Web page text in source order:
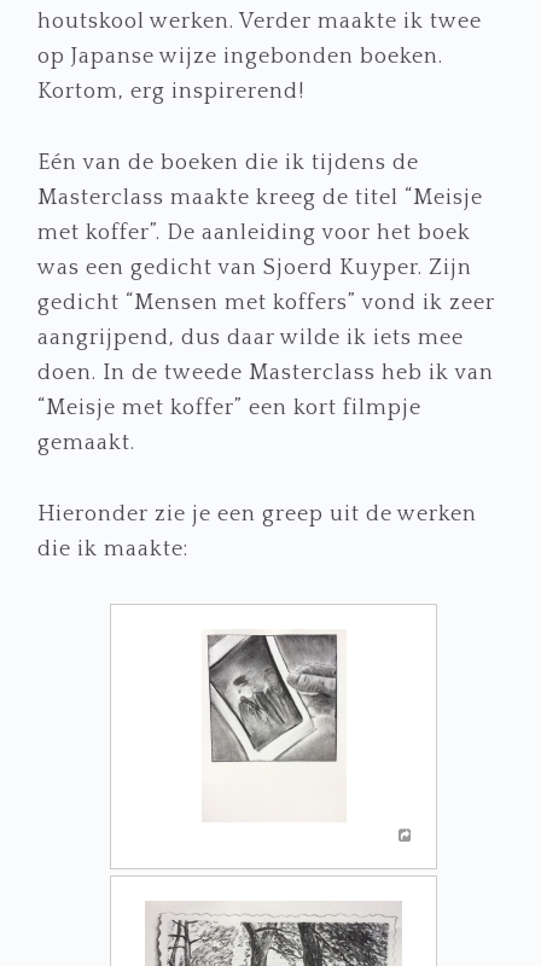
houtskool werken. Verder maakte ik twee
op Japanse wijze ingebonden boeken.
Kortom, erg inspirerend!
Eén van de boeken die ik tijdens de
Masterclass maakte kreeg de titel “Meisje
met koffer”. De aanleiding voor het boek
was een gedicht van Sjoerd Kuyper. Zijn
gedicht “Mensen met koffers” vond ik zeer
aangrijpend, dus daar wilde ik iets mee
doen. In de tweede Masterclass heb ik van
“Meisje met koffer” een kort filmpje
gemaakt.
Hieronder zie je een greep uit de werken
die ik maakte: